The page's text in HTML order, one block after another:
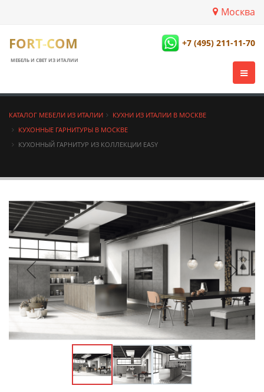
Москва
FORT-COM
МЕБЕЛЬ И СВЕТ ИЗ ИТАЛИИ
+7 (495) 211-11-70
КАТАЛОГ МЕБЕЛИ ИЗ ИТАЛИИ
КУХНИ ИЗ ИТАЛИИ В МОСКВЕ
КУХОННЫЕ ГАРНИТУРЫ В МОСКВЕ
КУХОННЫЙ ГАРНИТУР ИЗ КОЛЛЕКЦИИ EASY